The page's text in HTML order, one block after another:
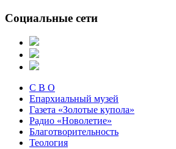
Социальные сети
С В О
Епархиальный музей
Газета «Золотые купола»
Радио «Новолетие»
Благотворительность
Теология